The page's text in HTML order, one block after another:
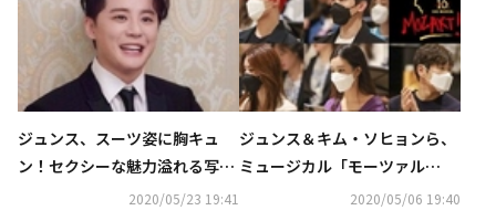
ジュンス、スーツ姿に胸キュ
ン！セクシーな魅力溢れる写真
2020/05/23 19:41
ジュンス＆キム・ソヒョンら、
ミュージカル「モーツァル
ト！」10周年記念公演の練習に
2020/05/06 19:40